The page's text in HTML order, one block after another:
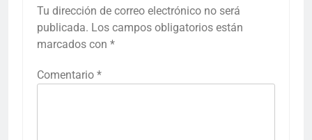
Tu dirección de correo electrónico no será
publicada. Los campos obligatorios están
marcados con *
Comentario *